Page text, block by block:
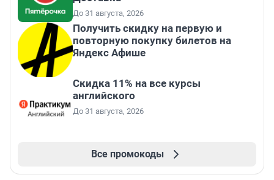
До 31 августа, 2026
Получить скидку на первую и
повторную покупку билетов на
Яндекс Афише
Скидка 11% на все курсы
английского
До 31 августа, 2026
Все промокоды